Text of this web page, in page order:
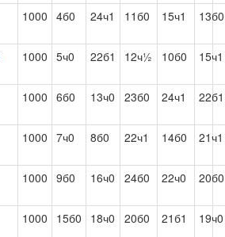
1000 4б0 24ч1 11б0 15ч1 13б0
1000 5ч0 22б1 12ч½ 10б0 15ч1
1000 6б0 13ч0 23б0 24ч1 22б1
1000 7ч0 8б0 22ч1 14б0 21ч1
1000 9б0 16ч0 24б0 22ч0 20б0
1000 15б0 18ч0 20б0 21б1 19ч0